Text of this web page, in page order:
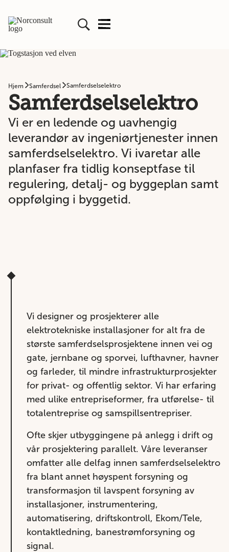
Hjem Samferdsel Samferdselselektro
Samferdselselektro
Vi er en ledende og uavhengig
leverandør av ingeniørtjenester innen
samferdselselektro. Vi ivaretar alle
planfaser fra tidlig konseptfase til
regulering, detalj- og byggeplan samt
oppfølging i byggetid.
Vi designer og prosjekterer alle
elektrotekniske installasjoner for alt fra de
største samferdselsprosjektene innen vei og
gate, jernbane og sporvei, lufthavner, havner
og farleder, til mindre infrastrukturprosjekter
for privat- og offentlig sektor. Vi har erfaring
med ulike entrepriseformer, fra utførelse- til
totalentreprise og samspillsentrepriser.
Ofte skjer utbyggingene på anlegg i drift og
vår prosjektering parallelt. Våre leveranser
omfatter alle delfag innen samferdselselektro
fra blant annet høyspent forsyning og
transformasjon til lavspent forsyning av
installasjoner, instrumentering,
automatisering, driftskontroll, Ekom/Tele,
kontaktledning, banestrømforsyning og
signal.